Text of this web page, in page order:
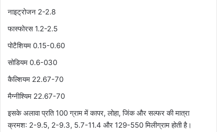
नाइट्रोजन 2-2.8
फास्फोरस 1.2-2.5
पोटैशियम 0.15-0.60
सोडियम 0.6-030
कैल्शियम 22.67-70
मैग्नीश्यिम 22.67-70
इसके अलावा प्रति 100 ग्राम में कापर, लोहा, जिंक और सल्फर की मात्रा
क्रमश: 2-9.5, 2-9.3, 5.7-11.4 और 129-550 मिलीग्राम होती है।